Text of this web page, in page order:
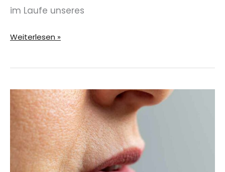
im Laufe unseres
Was
Anti
Weiterlesen »